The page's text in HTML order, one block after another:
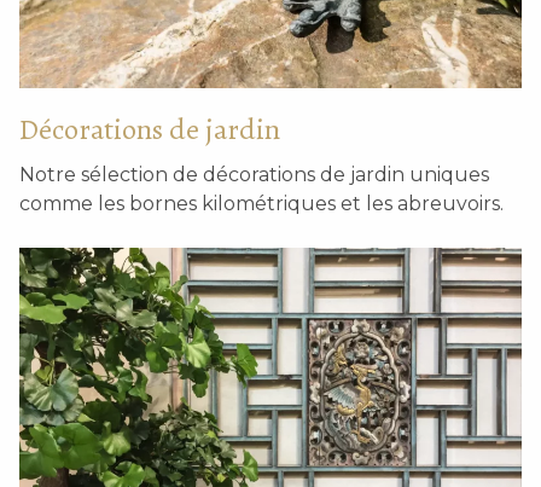
Décorations de jardin
Notre sélection de décorations de jardin uniques
comme les bornes kilométriques et les abreuvoirs.